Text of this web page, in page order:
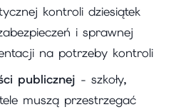
kontroli dziesiątek
i sprawnej
na potrzeby kontroli
publicznej - szkoły,
muszą przestrzegać